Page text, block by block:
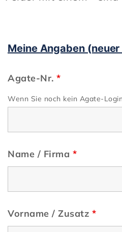
Meine Angaben
Agate-Nr. *
Wenn Sie noch kein Agate-
Name / Firma *
Vorname / Zusatz *